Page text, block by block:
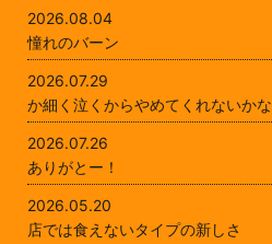
2026.08.04
憧れのバーン
2026.07.29
か細く泣くからやめてくれないかな
2026.07.26
ありがとー！
2026.05.20
店では食えないタイプの新しさ